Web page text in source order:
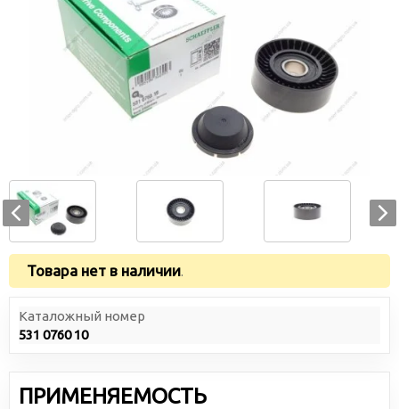
Товара нет в наличии.
Каталожный номер
531 0760 10
ПРИМЕНЯЕМОСТЬ